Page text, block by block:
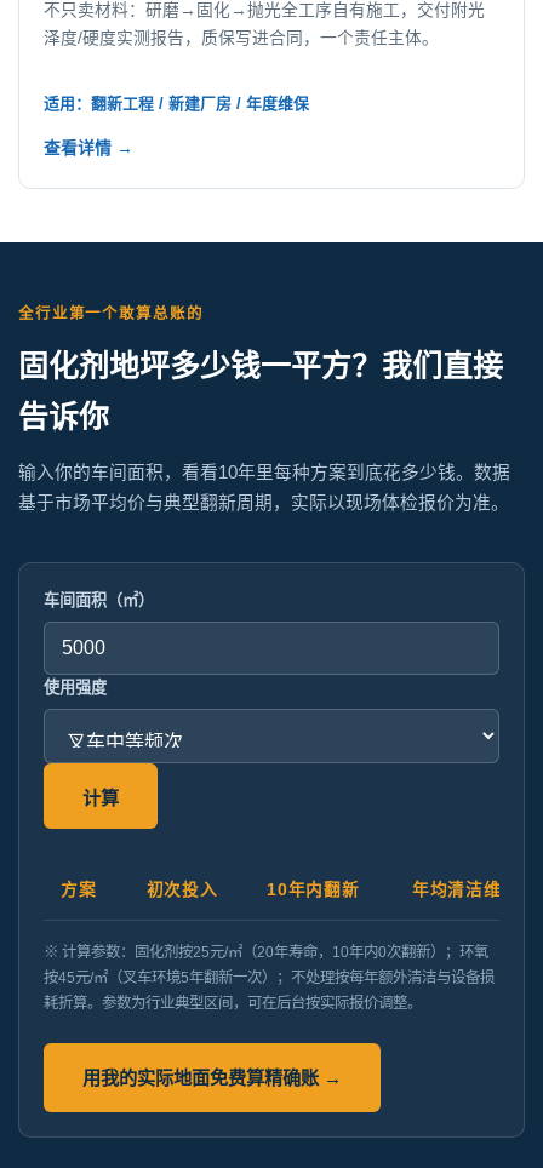
不只卖材料：研磨→固化→抛光全工序自有施工，交付附光
泽度/硬度实测报告，质保写进合同，一个责任主体。
适用：翻新工程 / 新建厂房 / 年度维保
查看详情 →
全行业第一个敢算总账的
固化剂地坪多少钱一平方？我们直接
告诉你
输入你的车间面积，看看10年里每种方案到底花多少钱。数据
基于市场平均价与典型翻新周期，实际以现场体检报价为准。
车间面积（㎡）
使用强度
计算
方案 初次投入 10年内翻新 年均清洁维护
※ 计算参数：固化剂按25元/㎡（20年寿命，10年内0次翻新）；环氧
按45元/㎡（叉车环境5年翻新一次）；不处理按每年额外清洁与设备损
耗折算。参数为行业典型区间，可在后台按实际报价调整。
用我的实际地面免费算精确账 →